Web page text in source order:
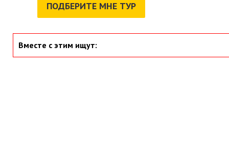
ПОДБЕРИТЕ МНЕ ТУР
Вместе с этим ищут: